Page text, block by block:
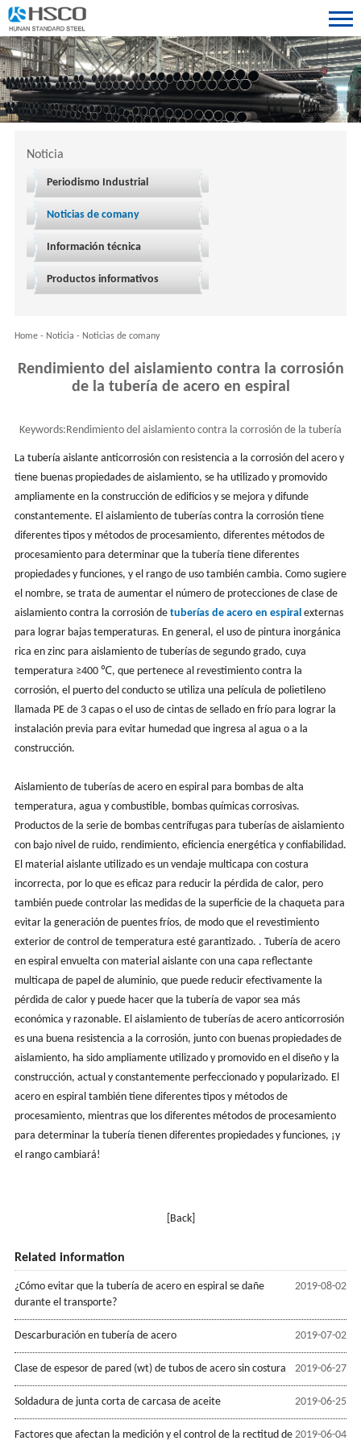
Noticia
Periodismo Industrial
Noticias de comany
Información técnica
Productos informativos
Home- Noticia - Noticias de comany
Rendimiento del aislamiento contra la corrosión
de la tubería de acero en espiral
Keywords: Rendimiento del aislamiento contra la corrosión de la tubería
de acero en espiral
La tubería aislante anticorrosión con resistencia a la corrosión del acero y
tiene buenas propiedades de aislamiento, se ha utilizado y promovido
ampliamente en la construcción de edificios y se mejora y difunde
constantemente. El aislamiento de tuberías contra la corrosión tiene
diferentes tipos y métodos de procesamiento, diferentes métodos de
procesamiento para determinar que la tubería tiene diferentes
propiedades y funciones, y el rango de uso también cambia. Como sugiere
el nombre, se trata de aumentar el número de protecciones de clase de
aislamiento contra la corrosión de tuberías de acero en espiral externas
para lograr bajas temperaturas. En general, el uso de pintura inorgánica
rica en zinc para aislamiento de tuberías de segundo grado, cuya
temperatura ≥400 ℃, que pertenece al revestimiento contra la
corrosión, el puerto del conducto se utiliza una película de polietileno
llamada PE de 3 capas o el uso de cintas de sellado en frío para lograr la
instalación previa para evitar humedad que ingresa al agua o a la
construcción.
Aislamiento de tuberías de acero en espiral para bombas de alta
temperatura, agua y combustible, bombas químicas corrosivas.
Productos de la serie de bombas centrífugas para tuberías de aislamiento
con bajo nivel de ruido, rendimiento, eficiencia energética y confiabilidad.
El material aislante utilizado es un vendaje multicapa con costura
incorrecta, por lo que es eficaz para reducir la pérdida de calor, pero
también puede controlar las medidas de la superficie de la chaqueta para
evitar la generación de puentes fríos, de modo que el revestimiento
exterior de control de temperatura esté garantizado. . Tubería de acero
en espiral envuelta con material aislante con una capa reflectante
multicapa de papel de aluminio, que puede reducir efectivamente la
pérdida de calor y puede hacer que la tubería de vapor sea más
económica y razonable. El aislamiento de tuberías de acero anticorrosión
es una buena resistencia a la corrosión, junto con buenas propiedades de
aislamiento, ha sido ampliamente utilizado y promovido en el diseño y la
construcción, actual y constantemente perfeccionado y popularizado. El
acero en espiral también tiene diferentes tipos y métodos de
procesamiento, mientras que los diferentes métodos de procesamiento
para determinar la tubería tienen diferentes propiedades y funciones, ¡y
el rango cambiará!
[Back]
Related information
2019-08-02
¿Cómo evitar que la tubería de acero en espiral se dañe
durante el transporte?
2019-07-02
Descarburación en tubería de acero
2019-06-27
Clase de espesor de pared (wt) de tubos de acero sin costura
2019-06-25
Soldadura de junta corta de carcasa de aceite
2019-06-04
Factores que afectan la medición y el control de la rectitud de